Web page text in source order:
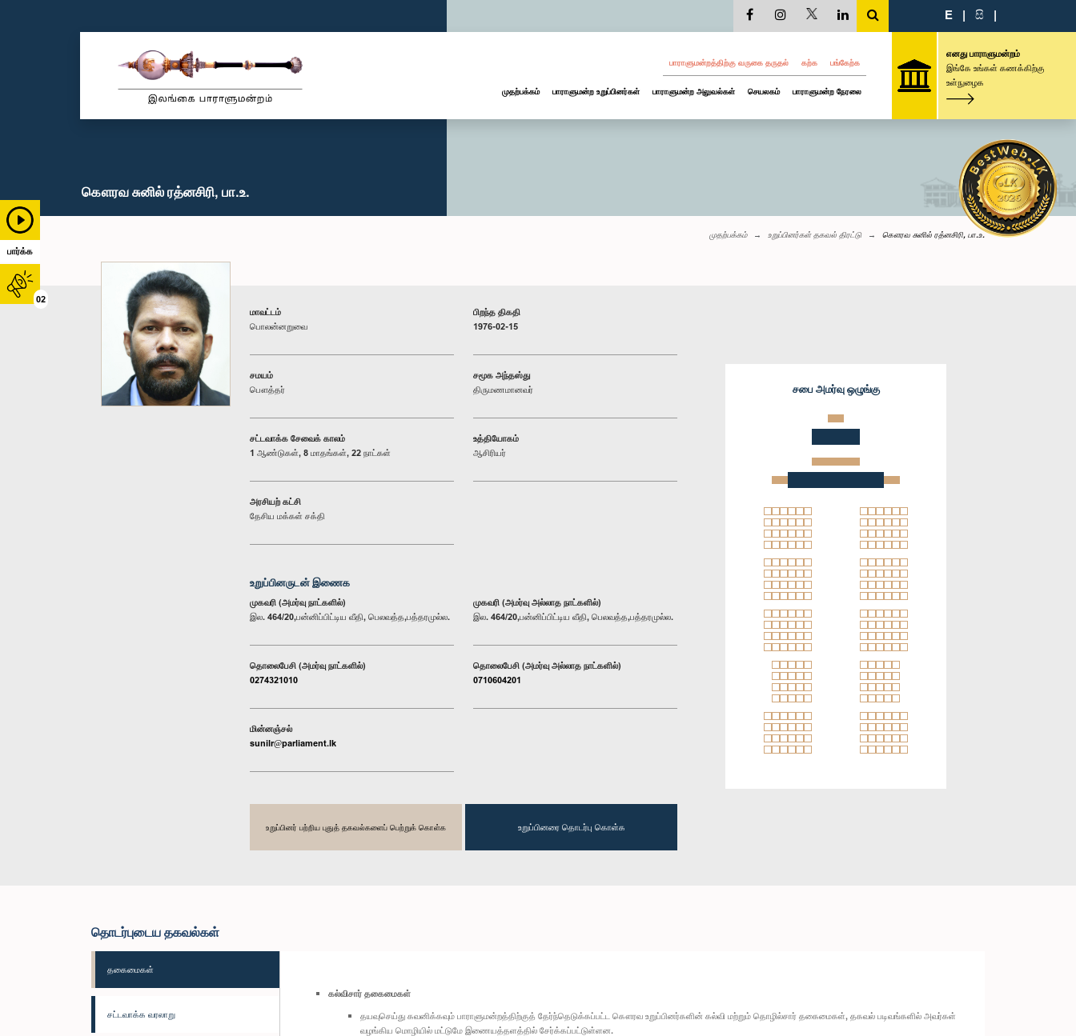
பார்க்க
02
E | සි |
பாராளுமன்றத்திற்கு வருகை தருதல் கற்க பங்கேற்க
முதற்பக்கம் பாராளுமன்ற உறுப்பினர்கள் பாராளுமன்ற அலுவல்கள் செயலகம் பாராளுமன்ற நேரலை
எனது பாராளுமன்றம்
இங்கே உங்கள் கணக்கிற்கு
உள்நுழைக
கௌரவ சுனில் ரத்னசிரி, பா.உ.
முதற்பக்கம் உறுப்பினர்கள் தகவல் திரட்டு கௌரவ சுனில் ரத்னசிரி, பா.உ.
மாவட்டம்
பொலன்னறுவை
பிறந்த திகதி
1976-02-15
சமயம்
பௌத்தர்
சமூக அந்தஸ்து
திருமணமானவர்
சட்டவாக்க சேவைக் காலம்
1 ஆண்டுகள், 8 மாதங்கள், 22 நாட்கள்
உத்தியோகம்
ஆசிரியர்
அரசியற் கட்சி
தேசிய மக்கள் சக்தி
உறுப்பினருடன் இணைக
முகவரி (அமர்வு நாட்களில்)
இல. 464/20,பன்னிப்பிட்டிய வீதி, பெலவத்த,பத்தரமுல்ல.
முகவரி (அமர்வு அல்லாத நாட்களில்)
இல. 464/20,பன்னிப்பிட்டிய வீதி, பெலவத்த,பத்தரமுல்ல.
தொலைபேசி (அமர்வு நாட்களில்)
0274321010
தொலைபேசி (அமர்வு அல்லாத நாட்களில்)
0710604201
மின்னஞ்சல்
sunilr@parliament.lk
உறுப்பினர் பற்றிய புதுத் தகவல்களைப் பெற்றுக் கொள்க உறுப்பினரை தொடர்பு கொள்க
சபை அமர்வு ஒழுங்கு
தொடர்புடைய தகவல்கள்
தகைமைகள்
சட்டவாக்க வரலாறு
கல்விசார் தகைமைகள்
தயவுசெய்து கவனிக்கவும் பாராளுமன்றத்திற்குத் தேர்ந்தெடுக்கப்பட்ட கௌரவ உறுப்பினர்களின் கல்வி மற்றும் தொழில்சார் தகைமைகள், தகவல் படிவங்களில் அவர்கள்
வழங்கிய மொழியில் மட்டுமே இணையத்தளத்தில் சேர்க்கப்பட்டுள்ளன.